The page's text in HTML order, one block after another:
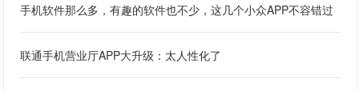
手机软件那么多，有趣的软件也不少，这几个小众APP不容错过
联通手机营业厅APP大升级：太人性化了